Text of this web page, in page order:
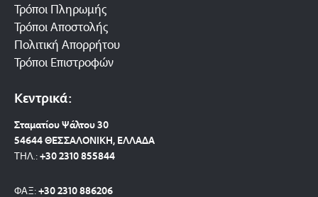
Τρόποι Πληρωμής
Τρόποι Αποστολής
Πολιτική Απορρήτου
Τρόποι Επιστροφών
Κεντρικά:
Σταματίου Ψάλτου 30
54644 ΘΕΣΣΑΛΟΝΙΚΗ, ΕΛΛΑΔΑ
ΤΗΛ.:+30 2310 855844
ΦΑΞ:+30 2310 886206